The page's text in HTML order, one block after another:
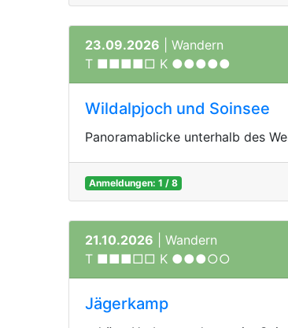
23.09.2026 | Wandern
T ■■■■□ K ●●●●●
Wildalpjoch und Soinsee
Panoramablicke unterhalb des
Anmeldungen: 1 / 8
21.10.2026 | Wandern
T ■■■□□ K ●●●○○
Jägerkamp